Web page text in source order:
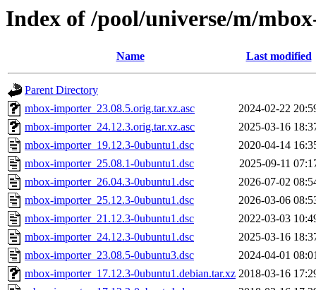
Index of /pool/universe/m/
Name Last modified
Parent Directory
mbox-importer_23.08.5.orig.tar.xz.asc
2024-02-22
mbox-importer_24.12.3.orig.tar.xz.asc
2025-03-16
mbox-importer_19.12.3-0ubuntu1.dsc
2020-04-14
mbox-importer_25.08.1-0ubuntu1.dsc
2025-09-11
mbox-importer_26.04.3-0ubuntu1.dsc
2026-07-02
mbox-importer_25.12.3-0ubuntu1.dsc
2026-03-06
mbox-importer_21.12.3-0ubuntu1.dsc
2022-03-03
mbox-importer_24.12.3-0ubuntu1.dsc
2025-03-16
mbox-importer_23.08.5-0ubuntu3.dsc
2024-04-01
mbox-importer_17.12.3-0ubuntu1.debian.tar.xz 2018-03-16